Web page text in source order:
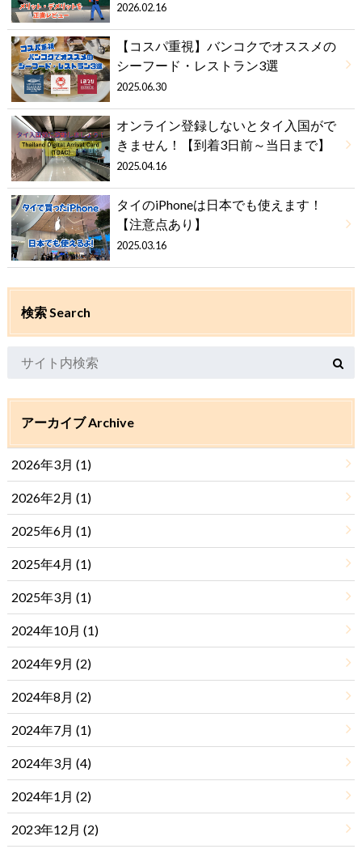
2026.02.16
【コスパ重視】バンコクでオススメの
シーフード・レストラン3選
2025.06.30
オンライン登録しないとタイ入国がで
きません！【到着3日前～当日まで】
2025.04.16
タイのiPhoneは日本でも使えます！
【注意点あり】
2025.03.16
検索 Search
アーカイブ Archive
2026年3月 (1)
2026年2月 (1)
2025年6月 (1)
2025年4月 (1)
2025年3月 (1)
2024年10月 (1)
2024年9月 (2)
2024年8月 (2)
2024年7月 (1)
2024年3月 (4)
2024年1月 (2)
2023年12月 (2)